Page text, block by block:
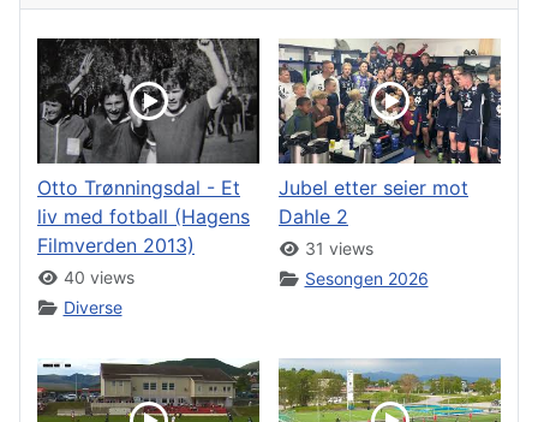
Otto Trønningsdal - Et
liv med fotball (Hagens
Filmverden 2013)
40 views
Diverse
Jubel etter seier mot
Dahle 2
31 views
Sesongen 2026